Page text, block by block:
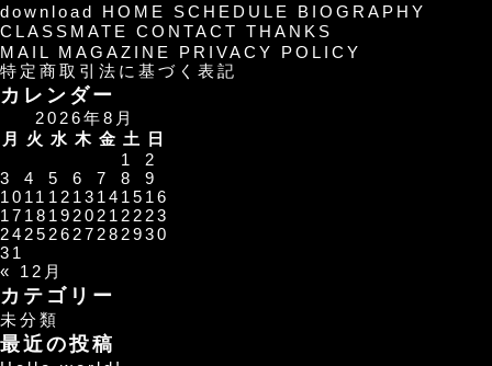
download
HOME SCHEDULE
BIOGRAPHY
CLASSMATE
CONTACT THANKS
MAIL MAGAZINE
PRIVACY POLICY
特定商取引法に基づく表記
カレンダー
2026年8月
月
火 水 木 金 土
日
1
2
3
4 5 6 7 8
9
10 11 12 13 14 15 16
17 18 19 20 21 22 23
24 25 26 27 28 2930
31
« 12月
カテゴリー
未分類
最近の投稿